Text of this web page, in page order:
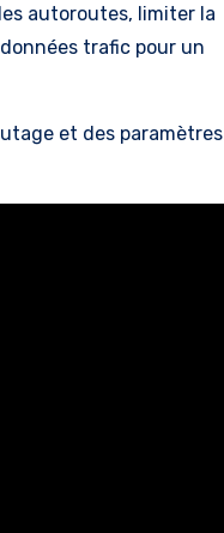
autoroutes, limiter la
trafic pour un
et des paramètres